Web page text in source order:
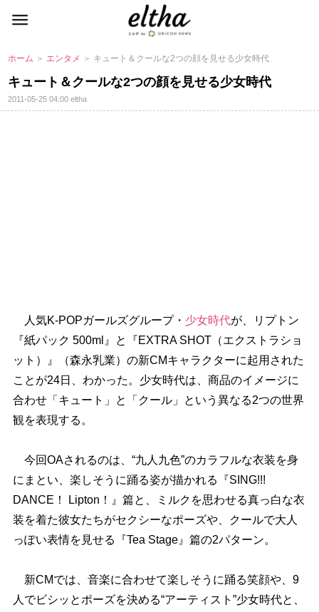
ホーム ＞ エンタメ ＞ キュート＆クールな2つの顔を見せる少女時代
キュート＆クールな2つの顔を見せる少女時代
2011-05-25 04:00eltha
人気K-POPガールズグループ・ 少女時代が、リプトン
『紙パック 500ml』と『EXTRA SHOT（エクストラショ
ット）』（森永乳業）の新CMキャラクターに起用された
ことが24日、わかった。少女時代は、商品のイメージに
合わせ「キュート」と「クール」という異なる2つの世界
観を表現する。
今回OAされるのは、“九人九色”のカラフルな衣装を身
にまとい、楽しそうに踊る姿が描かれる『SING!!!
DANCE！ Lipton！』篇と、ミルクを思わせる真っ白な衣
装を着た彼女たちがセクシーなポーズや、クールで大人
っぽい表情を見せる『Tea Stage』篇の2パターン。
新CMでは、音楽に合わせて楽しそうに踊る笑顔や、9
人でビシッとポーズを決める“アーティスト”少女時代と、